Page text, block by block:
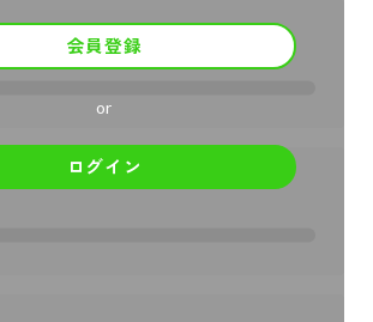
会員登録
or
ログイン